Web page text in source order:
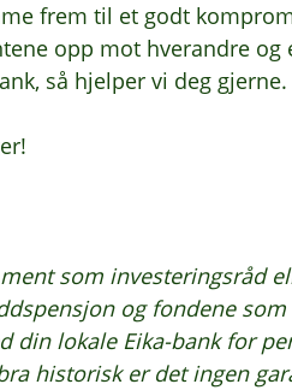
frem til et godt
opp mot hverandre og
så hjelper vi deg gjerne.
som investeringsråd
og fondene som
din lokale Eika-bank for
historisk er det ingen